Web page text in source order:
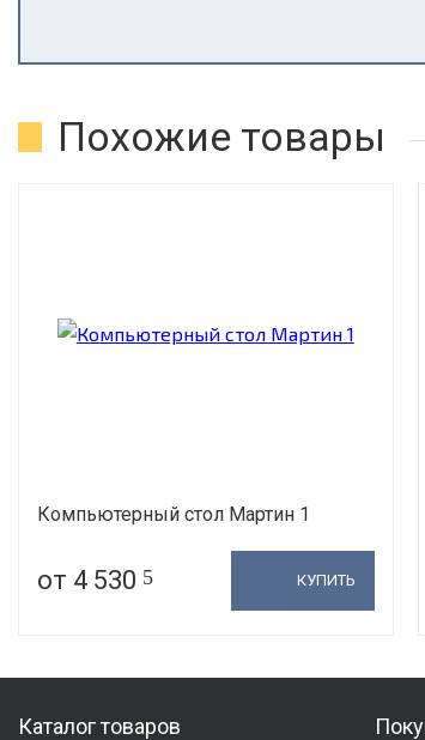
Похожие товары
Компьютерный стол Мартин 1
от 4 530 5 КУПИТЬ
Каталог товаров